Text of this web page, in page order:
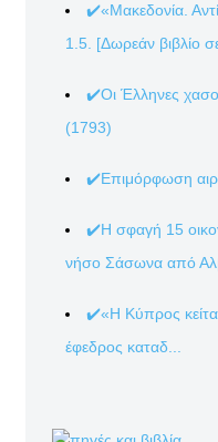
✔️«Μακεδονία.
1.5. [Δωρεάν βιβλίο
✔️Οι Έλληνες
(1793)
✔️Επιμόρφωση
✔️Η σφαγή 15
νήσο Σάσωνα από
✔️«Η Κύπρος
έφεδρος καταδ...